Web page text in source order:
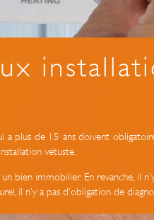
a plus de 15 ans doivent
vétuste.
bien immobilier. En revanche, il
il n’y a pas d’obligation de